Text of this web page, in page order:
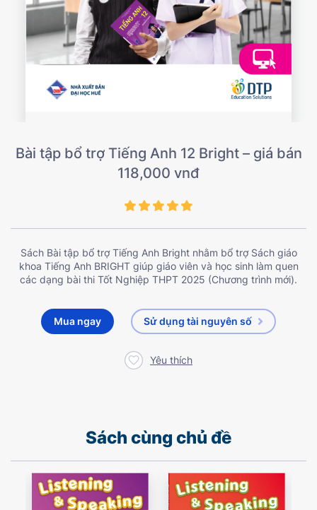
Bài tập bổ trợ Tiếng Anh 12 Bright – giá bán
118,000 vnđ
Sách Bài tập bổ trợ Tiếng Anh Bright nhằm bổ trợ Sách giáo
khoa Tiếng Anh BRIGHT giúp giáo viên và học sinh làm quen
các dạng bài thi Tốt Nghiệp THPT 2025 (Chương trình mới)​.
Mua ngay Sử dụng tài nguyên số
Yêu thích
Sách cùng chủ đề